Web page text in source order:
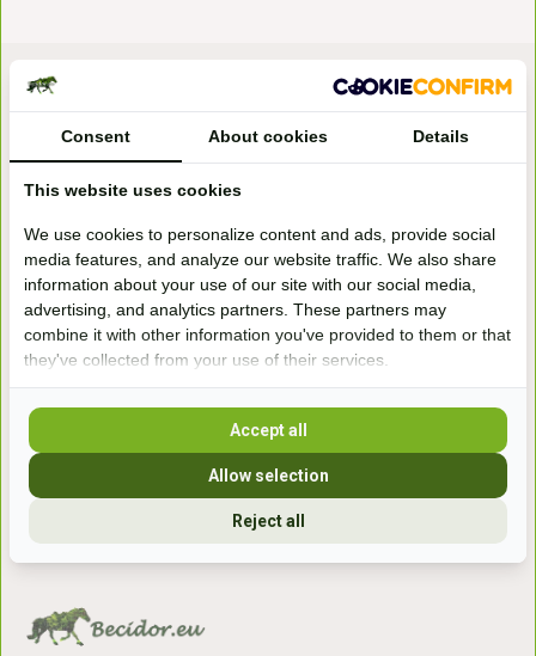
winkel
Handelsweg 6a
7041gx 's-Heerenberg
aan de Duitse grens, aan de A12/A3
+31 (0) 639755891
Consent About cookies Details
This website uses cookies
We use cookies to personalize content and ads, provide social
media features, and analyze our website traffic. We also share
information about your use of our site with our social media,
advertising, and analytics partners. These partners may
combine it with other information you've provided to them or that
they've collected from your use of their services.
Reject all
Allow selection
Accept all